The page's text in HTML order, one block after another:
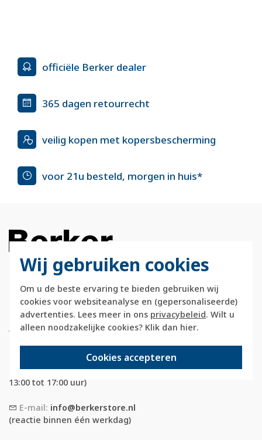
Wij gebruiken cookies
Om u de beste ervaring te bieden gebruiken wij
cookies voor websiteanalyse en (gepersonaliseerde)
advertenties. Lees meer in ons privacybeleid. Wilt u
alleen noodzakelijke cookies? Klik dan hier.
Cookies accepteren
officiële Berker dealer
365 dagen retourrecht
veilig kopen met kopersbescherming
voor 21u besteld, morgen in huis*
Berkerstore.nl is onderdeel van e-Stores
International B.V. en geen webwinkel of
onderdeel van Hager
Vertriebsgesellschaft GmbH & Co. KG.
088 28 29 333
(maandag t/m vrijdag, 09:00 tot 12:00 en
13:00 tot 17:00 uur)
E-mail: info@berkerstore.nl
(reactie binnen één werkdag)